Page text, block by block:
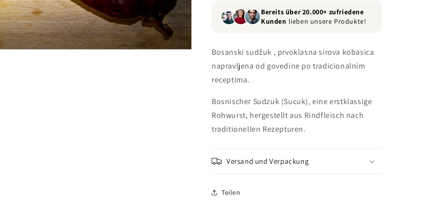
Bereits über 20.000+ zufriedene
Kunden lieben unsere Produkte!
Bosanski sudžuk , prvoklasna sirova kobasica
napravljena od govedine po tradicionalnim
receptima.
Bosnischer Sudzuk (Sucuk), eine erstklassige
Rohwurst, hergestellt aus Rindfleisch nach
traditionellen Rezepturen.
Versand und Verpackung
Teilen